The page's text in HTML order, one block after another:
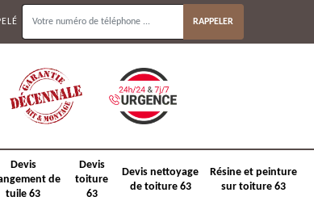
Devis
de
tuile 63
Devis
toiture
63
Devis nettoyage
de toiture 63
Résine et peinture
sur toiture 63